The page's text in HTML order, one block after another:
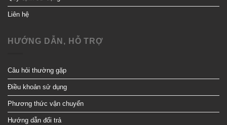
Liên hệ
HƯỚNG DẪN, HỖ TRỢ
Câu hỏi thường gặp
Điều khoản sử dụng
Phương thức vận chuyển
Hướng dẫn đổi trả